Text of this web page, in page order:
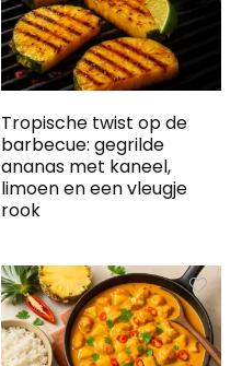
Tropische twist op de
barbecue: gegrilde
ananas met kaneel,
limoen en een vleugje
rook